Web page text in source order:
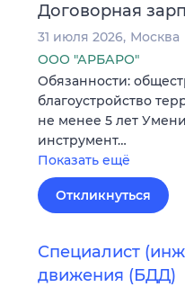
Договорная
31 июля 2026 Москва
ООО "АРБАРО"
Обязанности:
благоустройство
не менее 5 лет
инструмент…
Показать ещё
Откликнуться
Специалист
движения (БДД)